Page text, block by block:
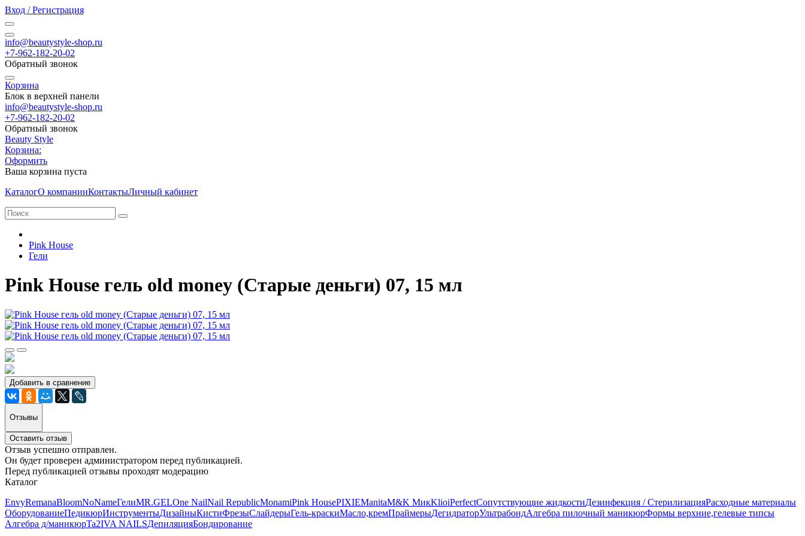
Вход / Регистрация
info@beautystyle-shop.ru
+7-962-182-20-02
Обратный звонок
Корзина
Блок в верхней панели
info@beautystyle-shop.ru
+7-962-182-20-02
Обратный звонок
Beauty Style
Корзина:
Оформить
Ваша корзина пуста
КаталогО компанииКонтактыЛичный кабинет
Pink House
Гели
Pink House гель old money (Старые деньги) 07, 15 мл
Добавить в сравнение
Отзывы
Оставить отзыв
Отзыв успешно отправлен.
Он будет проверен администратором перед публикацией.
Перед публикацией отзывы проходят модерацию
Каталог
EnvyRemanaBloomNoNameГелиMR.GELOne NailNail RepublicMonamiPink HousePIXIEManitaM&K МикKlioiPerfectСопутствующие жидкостиДезинфекция / СтерилизацияРасходные материалы
ОборудованиеПедикюрИнструментыДизайныКистиФрезыСлайдерыГель-краскиМасло,кремПраймерыДегидраторУльтрабондАлгебра пилочный маникюрФормы верхние,гелевые типсы
Алгебра д/маникюрTa2IVA NAILSДепиляцияБондирование